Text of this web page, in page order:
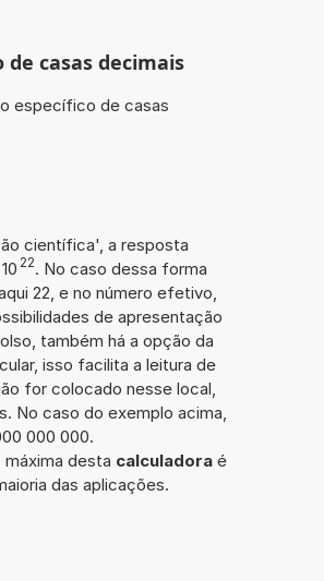
casas decimais
específico de casas
científica', a resposta
10 22. No caso dessa forma
22, e no número efetivo,
de apresentação
também há a opção da
isso facilita a leitura de
for colocado nesse local,
No caso do exemplo acima,
000 000.
desta calculadora é
das aplicações.